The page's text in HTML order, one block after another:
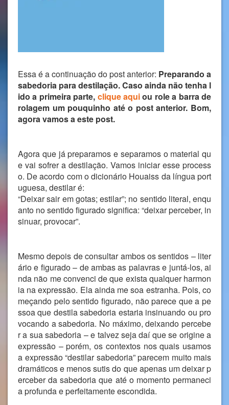
Essa é a continuação do post anterior: Preparando a
sabedoria para destilação. Caso ainda não tenha l
ido a primeira parte, clique aquiou role a barra de
rolagem um pouquinho até o post anterior. Bom,
agora vamos a este post.
Agora que já preparamos e separamos o material qu
e vai sofrer a destilação. Vamos iniciar esse process
o. De acordo com o dicionário Houaiss da língua port
uguesa, destilar é:
“Deixar sair em gotas; estilar”; no sentido literal, enqu
anto no sentido figurado significa: “deixar perceber, in
sinuar, provocar”.
Mesmo depois de consultar ambos os sentidos – liter
ário e figurado – de ambas as palavras e juntá-los, ai
nda não me convenci de que exista qualquer harmon
ia na expressão. Ela ainda me soa estranha. Pois, co
meçando pelo sentido figurado, não parece que a pe
ssoa que destila sabedoria estaria insinuando ou pro
vocando a sabedoria. No máximo, deixando percebe
r a sua sabedoria – e talvez seja daí que se origine a
expressão – porém, os contextos nos quais usamos
a expressão “destilar sabedoria” parecem muito mais
dramáticos e menos sutis do que apenas um deixar p
erceber da sabedoria que até o momento permaneci
a profunda e perfeitamente escondida.